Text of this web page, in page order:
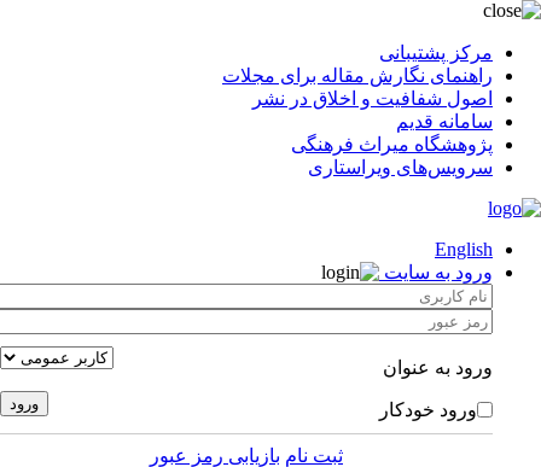
مرکز پشتیبانی
راهنمای نگارش مقاله برای مجلات
اصول شفافیت و اخلاق در نشر
سامانه قدیم
پژوهشگاه میراث فرهنگی
سرویس‌های ویراستاری
English
ورود به سایت
ورود به عنوان
ورود خودکار
ثبت نام بازیابی رمز عبور